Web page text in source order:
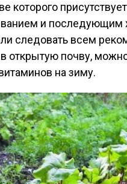
которого
и последующим
следовать всем
в открытую почву,
на зиму.